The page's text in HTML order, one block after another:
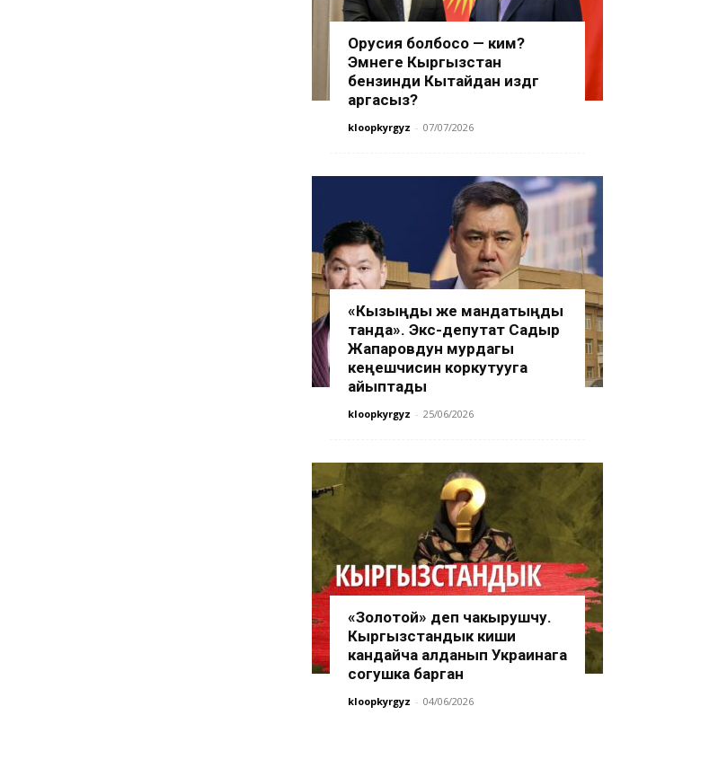
Орусия болбосо — ким?
Эмнеге Кыргызстан
бензинди Кытайдан издөөгө
аргасыз?
kloopkyrgyz - 07/07/2026
«Кызыңды же мандатыңды
танда». Экс-депутат Садыр
Жапаровдун мурдагы
кеңешчисин коркутууга
айыптады
kloopkyrgyz - 25/06/2026
«Золотой» деп чакырушчу.
Кыргызстандык киши
кандайча алданып Украинага
согушка барган
kloopkyrgyz - 04/06/2026